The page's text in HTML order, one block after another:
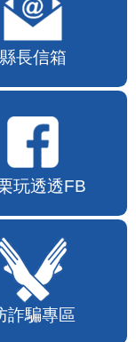
縣長信箱
玩透透FB
詐騙專區